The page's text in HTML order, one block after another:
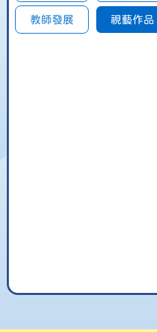
教師發展 視藝作品